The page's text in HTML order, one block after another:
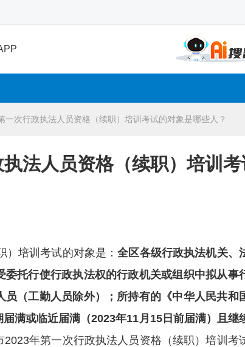
一次行政执法人员资格（续职）培训考试的对象是哪些人？
法人员资格（续职）培训
）培训考试的对象是：全区各级行政执法机关、
托行使行政执法权的行政机关或组织中拟从事
（工勤人员除外）；所持有的《中华人民共和
满或临近届满（2023年11月15日前届满）且继
年第一次行政执法人员资格（续职）培训考